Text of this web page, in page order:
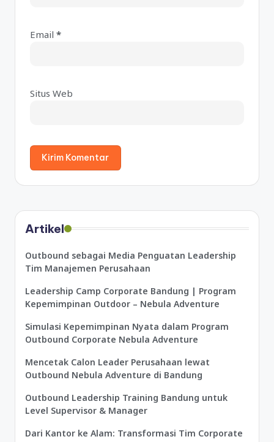
Email *
Situs Web
r
v
Artikel
Outbound sebagai Media Penguatan Leadership
Tim Manajemen Perusahaan
Leadership Camp Corporate Bandung | Program
Kepemimpinan Outdoor – Nebula Adventure
Simulasi Kepemimpinan Nyata dalam Program
Outbound Corporate Nebula Adventure
Mencetak Calon Leader Perusahaan lewat
Outbound Nebula Adventure di Bandung
Outbound Leadership Training Bandung untuk
Level Supervisor & Manager
Dari Kantor ke Alam: Transformasi Tim Corporate